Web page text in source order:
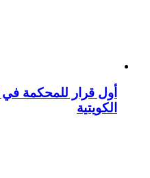
أول قرار للمحكمة
الكويتية